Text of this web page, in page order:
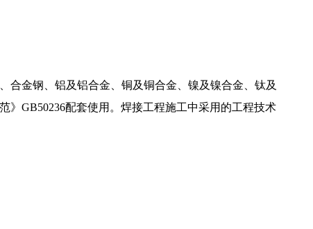
合金钢、铝及铝合金、铜及铜合金、镍及镍合金、钛及
GB50236配套使用。焊接工程施工中采用的工程技术